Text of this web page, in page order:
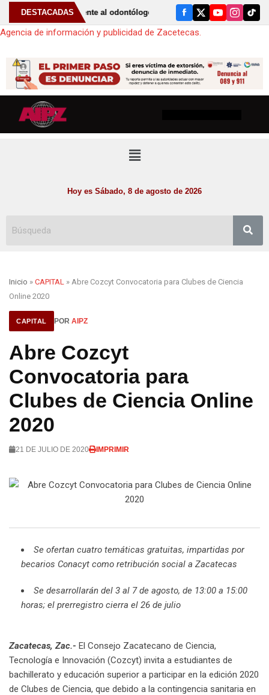
DESTACADAS
periódicamente al odontólogo puede ayudar a detectar el bruxismo
Agencia de información y publicidad de Zacetecas.
Hoy es Sábado, 8 de agosto de 2026
Inicio » CAPITAL » Abre Cozcyt Convocatoria para Clubes de Ciencia
Online 2020
CAPITAL POR AIPZ
Abre Cozcyt
Convocatoria para
Clubes de Ciencia Online
2020
21 DE JULIO DE 2020 IMPRIMIR
Se ofertan cuatro temáticas gratuitas, impartidas por
becarios Conacyt como retribución social a Zacatecas
Se desarrollarán del 3 al 7 de agosto, de 13:00 a 15:00
horas; el prerregistro cierra el 26 de julio
Zacatecas, Zac.- El Consejo Zacatecano de Ciencia,
Tecnología e Innovación (Cozcyt) invita a estudiantes de
bachillerato y educación superior a participar en la edición 2020
de Clubes de Ciencia, que debido a la contingencia sanitaria en